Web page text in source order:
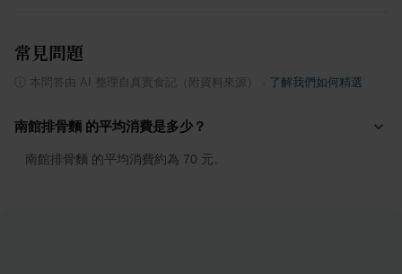
常見問題
本問答由 AI 整理自真實食記（附資料來源） 了解我們如何精選
南館排骨麵 的平均消費是多少？
南館排骨麵 的平均消費約為 70 元。